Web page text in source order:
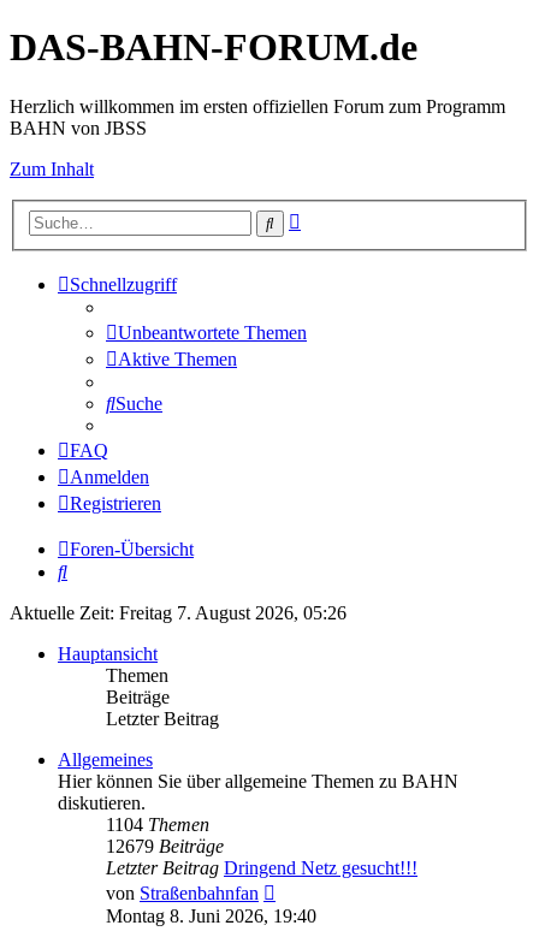
DAS-BAHN-FORUM.de
Herzlich willkommen im ersten offiziellen Forum zum Programm
BAHN von JBSS
Zum Inhalt
Suche
Schnellzugriff
Unbeantwortete Themen
Aktive Themen
Suche
FAQ
Anmelden
Registrieren
Foren-Übersicht
Suche
Aktuelle Zeit: Freitag 7. August 2026, 05:26
Hauptansicht
Themen
Beiträge
Letzter Beitrag
Allgemeines
Hier können Sie über allgemeine Themen zu BAHN
diskutieren.
1104 Themen
12679 Beiträge
Letzter Beitrag Dringend Netz gesucht!!!
von Straßenbahnfan
Beitrag
Montag 8. Juni 2026, 19:40